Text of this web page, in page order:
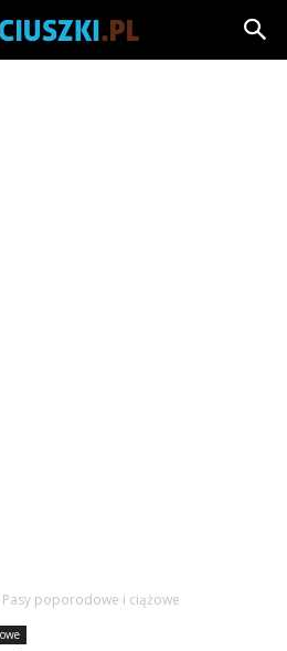
Pasy poporodowe i ciążowe